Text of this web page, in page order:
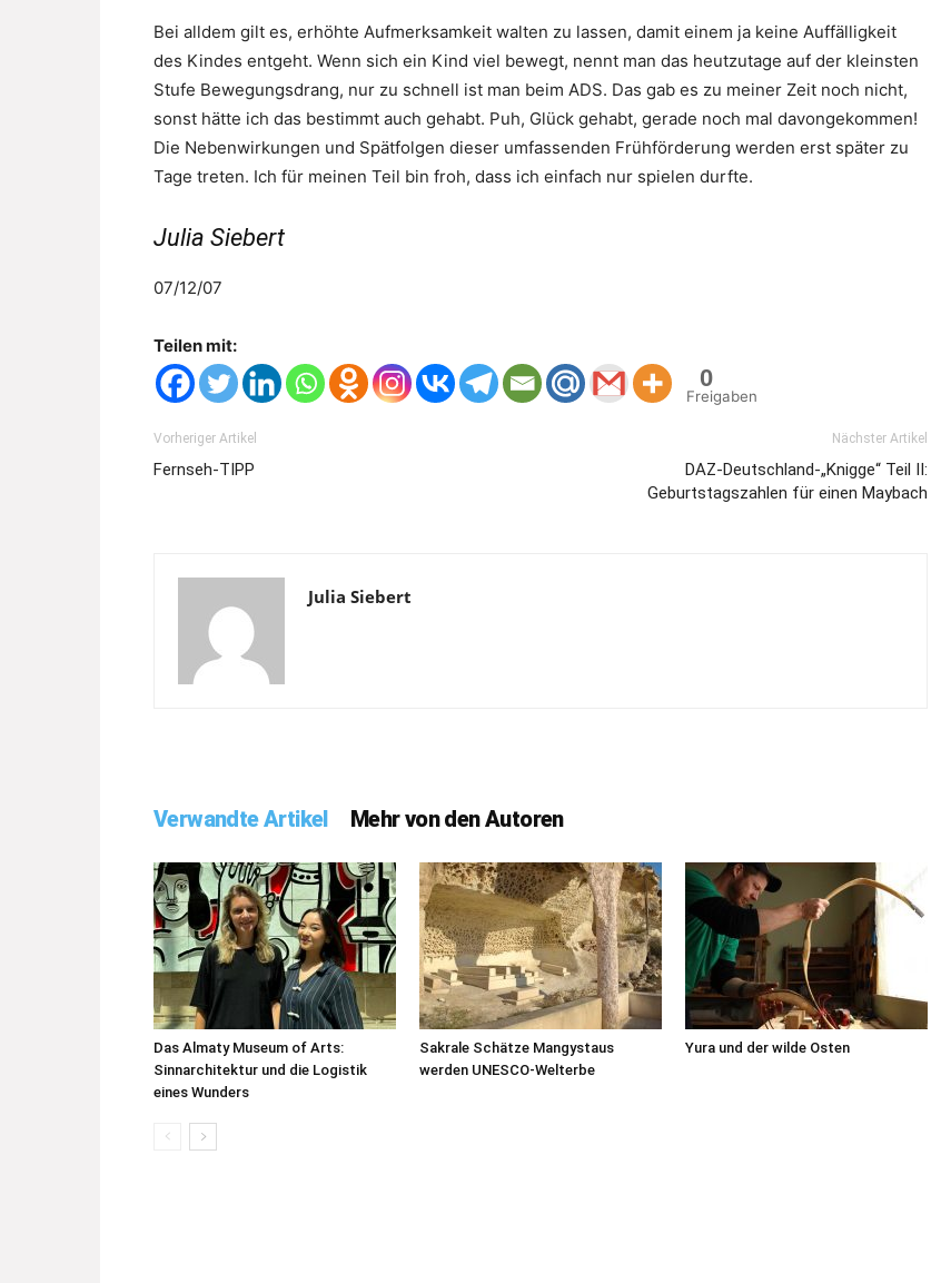
Bei alldem gilt es, erhöhte Aufmerksamkeit walten zu lassen, damit einem ja keine Auffälligkeit
des Kindes entgeht. Wenn sich ein Kind viel bewegt, nennt man das heutzutage auf der kleinsten
Stufe Bewegungsdrang, nur zu schnell ist man beim ADS. Das gab es zu meiner Zeit noch nicht,
sonst hätte ich das bestimmt auch gehabt. Puh, Glück gehabt, gerade noch mal davongekommen!
Die Nebenwirkungen und Spätfolgen dieser umfassenden Frühförderung werden erst später zu
Tage treten. Ich für meinen Teil bin froh, dass ich einfach nur spielen durfte.
Julia Siebert
07/12/07
Teilen mit:
0
Freigaben
Vorheriger Artikel
Fernseh-TIPP
Nächster Artikel
DAZ-Deutschland-„Knigge“ Teil II:
Geburtstagszahlen für einen Maybach
Julia Siebert
Verwandte Artikel Mehr von den Autoren
Das Almaty Museum of Arts:
Sinnarchitektur und die Logistik
eines Wunders
Sakrale Schätze Mangystaus
werden UNESCO-Welterbe
Yura und der wilde Osten